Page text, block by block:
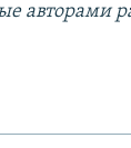
авторами